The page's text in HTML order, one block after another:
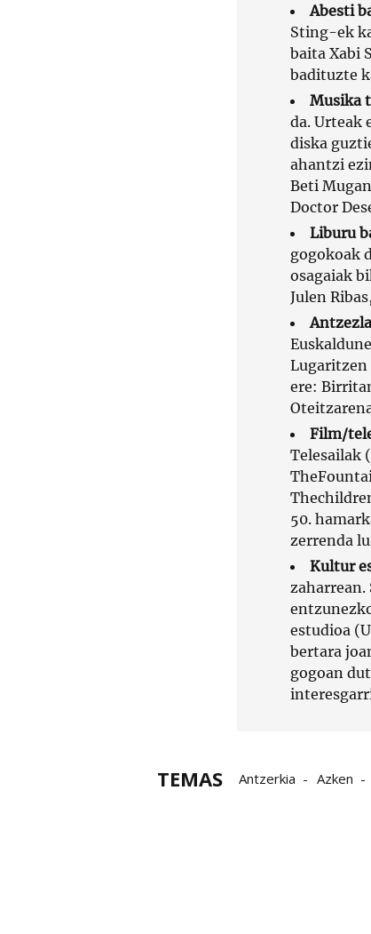
Abesti
Sting-ek
baita Xabi
badituzte
Musika
da. Urteak
diska
ahantzi
Beti
Doctor
Liburu
gogokoak
osagaiak
Julen
Lugaritzen
ere:
Film/
Telesailak
50.
zerrenda
Kultur
estudioa
bertara
gogoan
TEMAS Antzerkia Azken